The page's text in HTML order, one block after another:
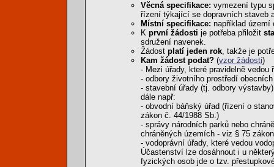
Věcná specifikace: vymezení typu
řízení týkající se dopravních staveb
Místní specifikace: například území
K první žádosti je potřeba přiložit
sdružení navenek.
Žádost platí jeden rok, takže je
Kam žádost podat? (vzor žádosti)
- Mezi úřady, které pravidelně
- odbory životního prostředí
- stavební úřady (tj. odbory
dále např:
- obvodní báňský úřad (řízení o
zákon č. 44/1988 Sb.)
- správy národních parků nebo
chráněných územích - viz § 75
- vodoprávní úřady, které vedou
Účastenství lze dosáhnout i u
fyzických osob jde o tzv.